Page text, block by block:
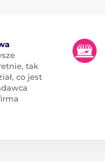
tak
co jest